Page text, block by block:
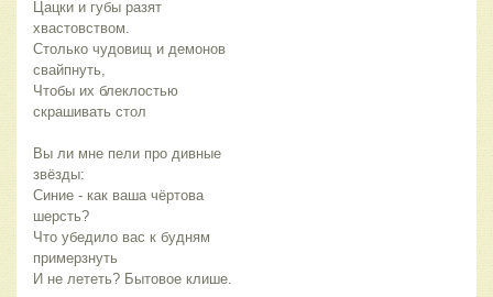
Цацки и губы разят
хвастовством.
Столько чудовищ и демонов
свайпнуть,
Чтобы их блеклостью
скрашивать стол
Вы ли мне пели про дивные
звёзды:
Синие - как ваша чёртова
шерсть?
Что убедило вас к будням
примерзнуть
И не лететь? Бытовое клише.